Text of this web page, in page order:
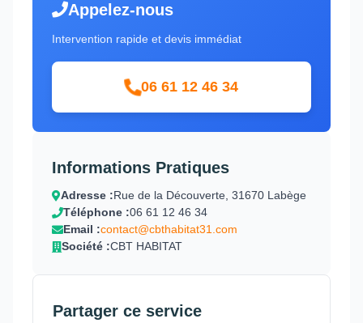
Appelez-nous
Intervention rapide et devis immédiat
06 61 12 46 34
Informations Pratiques
Adresse :Rue de la Découverte, 31670 Labège
Téléphone :06 61 12 46 34
Email :contact@cbthabitat31.com
Société :CBT HABITAT
Partager ce service